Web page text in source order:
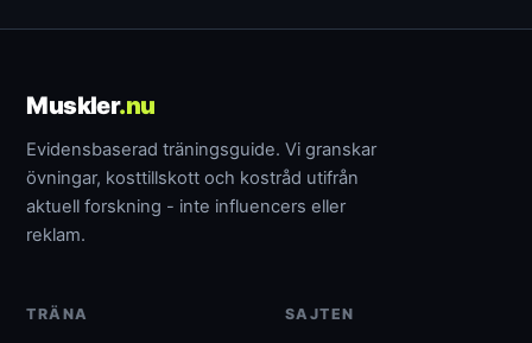
Muskler.nu
Evidensbaserad träningsguide. Vi granskar
övningar, kosttillskott och kostråd utifrån
aktuell forskning - inte influencers eller
reklam.
TRÄNA SAJTEN